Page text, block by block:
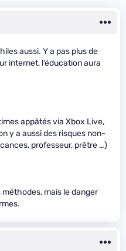
aussi. Y a pas plus de
internet, l’éducation aura
appâtés via Xbox Live,
y a aussi des risques non-
professeur, prêtre …)
mais le danger